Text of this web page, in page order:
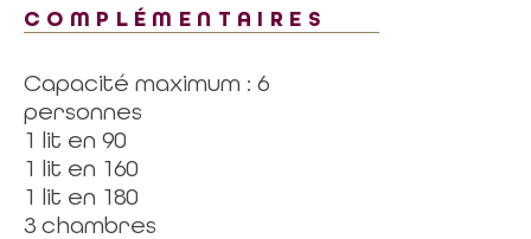
COMPLÉMENTAIRES
Capacité maximum : 6
personnes
1 lit en 90
1 lit en 160
1 lit en 180
3 chambres